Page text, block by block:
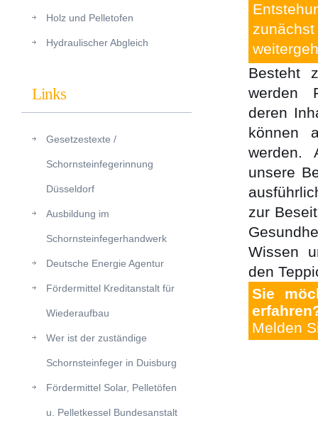
Besteht
werden
deren
können
werden.
unsere
zur
Wissen
den
Sie
Melden
Holz und Pelletofen
Hydraulischer Abgleich
Links
Gesetzestexte /
Schornsteinfegerinnung
Düsseldorf
Ausbildung im
Schornsteinfegerhandwerk
Deutsche Energie Agentur
Fördermittel Kreditanstalt für
Wiederaufbau
Wer ist der zuständige
Schornsteinfeger in Duisburg
Fördermittel Solar, Pelletöfen
u. Pelletkessel Bundesanstalt